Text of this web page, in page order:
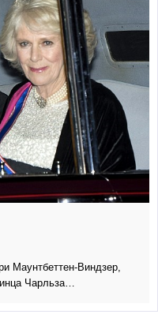
Маунтбеттен-Виндзер,
Чарльза…